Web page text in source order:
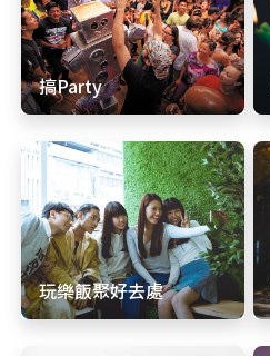
搞Party
玩樂飯聚好去處